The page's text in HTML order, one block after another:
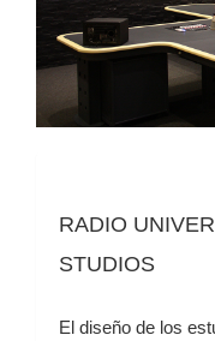
RADIO
STUDIOS
El diseño de los